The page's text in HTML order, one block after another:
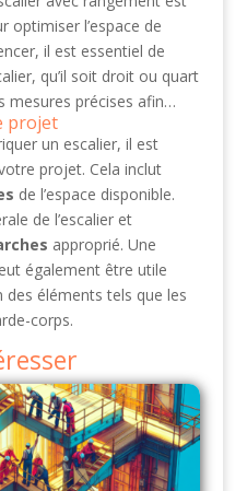
optimiser l’espace de
il est essentiel de
qu’il soit droit ou quart
mesures précises afin…
projet
un escalier, il est
projet. Cela inclut
de l’espace disponible.
de l’escalier et
approprié. Une
également être utile
éléments tels que les
corps.